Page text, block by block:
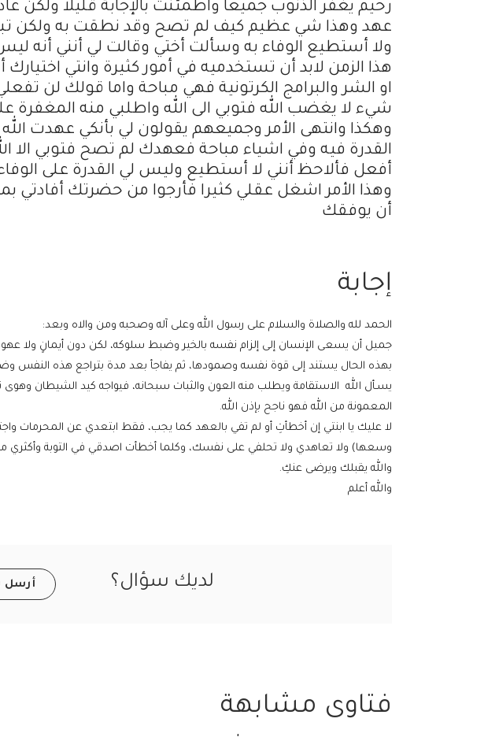
رحيم يغفر الذنوب جميعا واطمئنت بالإجابة قليلا
عهد وهذا شي عظيم كيف لم تصح وقد نطقت به ولكن تبت
ولا أستطيع الوفاء به وسألت أختي وقالت لي أنني أنه
هذا الزمن لابد أن تستخدميه في أمور كثيرة وانتي
او الشر والبرامج الكرتونية فهي مباحة واما قولك لن
شيء لا يغضب الله فتوبي الى الله واطلبي منه المغفرة
وهكذا وانتهى الأمر وجميعهم يقولون لي بأنكي عهدت
القدرة فيه وفي اشياء مباحة فعهدك لم تصح فتوبي الا
أفعل فألاحظ أنني لا أستطيع وليس لي القدرة على
وهذا الأمر اشغل عقلي كثيرا فأرجوا من حضرتك أفادتي
أن يوفقك
إجابة
الحمد لله والصلاة والسلام على رسول الله وعلى آله وصحبه ومن والاه وبعد:
جميل أن يسعى الإنسان إلى إلزام نفسه بالخير وضبط سلوكه، لكن دون أيمانٍ ولا
بهذه الحال يستند إلى قوة نفسه وصمودها، ثم يفاجأ بعد مدة بتراجع هذه النفس
يسـأل الله الاستقامة ويطلب منه العون والثبات سبحانه، فيواجه كيد الشيطان وهوى
المعمونة من الله فهو ناجح بإذن الله.
لا عليك يا ابنتي إن أخطأتِ أو لم تفي بالعهد كما يجب، فقط ابتعدي عن المحرمات
وسعها) ولا تعاهدي ولا تحلفي على نفسك، وكلما أخطأت اصدقي في التوبة وأكثري
والله يقبلك ويرضى عنكِ.
والله أعلم
لديك سؤال؟ أرسل
فتاوى مشابهة